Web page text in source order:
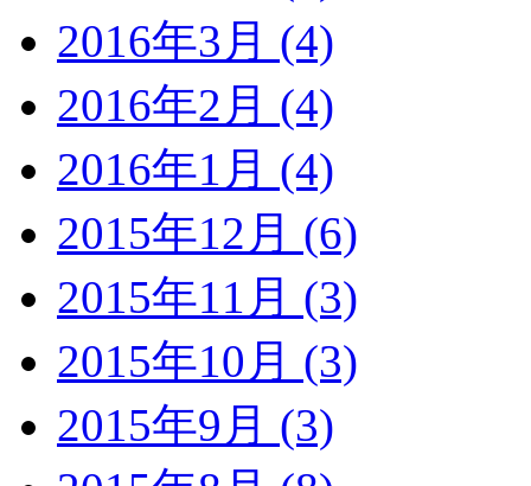
2016年3月 (4)
2016年2月 (4)
2016年1月 (4)
2015年12月 (6)
2015年11月 (3)
2015年10月 (3)
2015年9月 (3)